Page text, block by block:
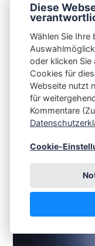
Valve
Steam-
Controller
BOBBY
Diese
Wählen Sie
oder klicken Sie
Cookies für
Webseite nutzt
für
Kommentare
Cookie-